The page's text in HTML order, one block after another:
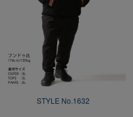
STYLE No.1632